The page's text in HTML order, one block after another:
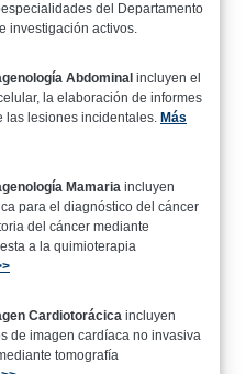
del Departamento
investigación activos.
Abdominal incluyen el
la elaboración de informes
las lesiones incidentales. Más
Mamaria incluyen
para el diagnóstico del cáncer
del cáncer mediante
a la quimioterapia
Cardiotorácica incluyen
de imagen cardíaca no invasiva
tomografía